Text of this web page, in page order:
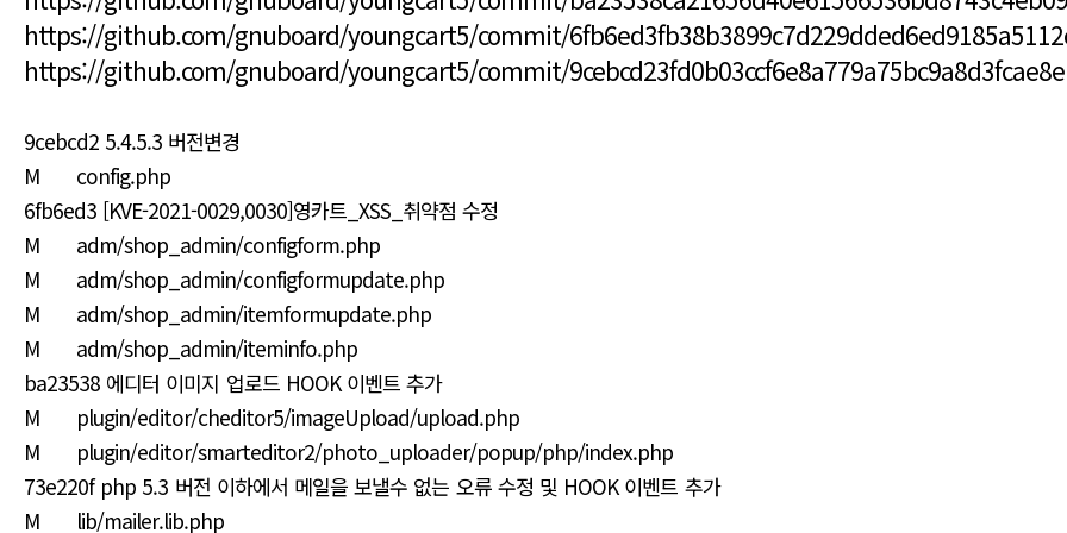
https://github.com/gnuboard/youngcart5/commit/
https://github.com/gnuboard/youngcart5/commit/9cebcd23fd0b03ccf6e8a779a75bc9a8d3fcae8e
9cebcd2 5.4.5.3 버전변경
M config.php
6fb6ed3 [KVE-2021-0029,0030]영카트_XSS_취약점 수정
M adm/shop_admin/configform.php
M adm/shop_admin/configformupdate.php
M adm/shop_admin/itemformupdate.php
M adm/shop_admin/iteminfo.php
ba23538 에디터 이미지 업로드 HOOK 이벤트 추가
M plugin/editor/cheditor5/imageUpload/upload.php
M plugin/editor/smarteditor2/photo_uploader/popup/php/index.php
73e220f php 5.3 버전 이하에서 메일을 보낼수 없는 오류 수정 및 HOOK 이벤트 추가
M lib/mailer.lib.php